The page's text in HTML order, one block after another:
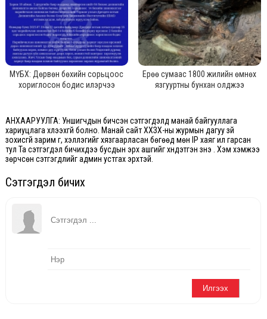
МҮБХ: Дөрвөн бөхийн сорьцоос
хориглосон бодис илэрчээ
Ерөө сумаас 1800 жилийн өмнөх
язгууртны бунхан олджээ
АНХААРУУЛГА: Уншигчдын бичсэн сэтгэгдэлд манай байгууллага
хариуцлага хүлээхгүй болно. Манай сайт ХХЗХ-ны журмын дагуу зүй
зохисгүй зарим үг, хэллэгийг хязгаарласан бөгөөд мөн IP хаяг ил гарсан
тул Та сэтгэгдэл бичихдээ бусдын эрх ашгийг хүндэтгэн үзнэ үү. Хэм хэмжээ
зөрчсөн сэтгэгдлийг админ устгах эрхтэй.
Сэтгэгдэл бичих